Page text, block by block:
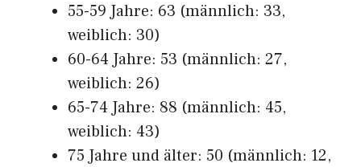
55-59 Jahre: 63 (männlich: 33,
weiblich: 30)
60-64 Jahre: 53 (männlich: 27,
weiblich: 26)
65-74 Jahre: 88 (männlich: 45,
weiblich: 43)
75 Jahre und älter: 50 (männlich: 12,